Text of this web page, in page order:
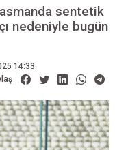
sentetik
nedeniyle bugün
14:33